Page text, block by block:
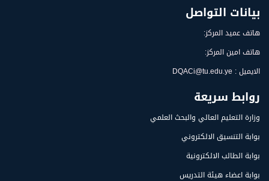
بيانات التواصل
هاتف عميد المركز:
هاتف امين المركز:
الايميل : DQACi@tu.edu.ye
روابط سريعة
وزارة التعليم العالي والبحث العلمي
بوابة التنسيق الالكتروني
بوابة الطالب الالكترونية
بوابة اعضاء هيئة التدريس